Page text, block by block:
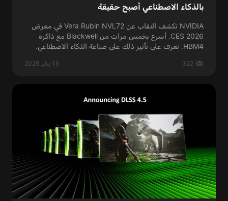
بالذكاء الاصطناعي أصبح حقيقة
NVIDIA تكشف النقاب عن Vera Rubin NVL72 في معرض
CES 2026. أسرع بخمس مرات من Blackwell مع ذاكرة
HBM4. تعرف على تأثير ذلك على صناعة الذكاء الاصطناعي.
13 يناير 2026 322